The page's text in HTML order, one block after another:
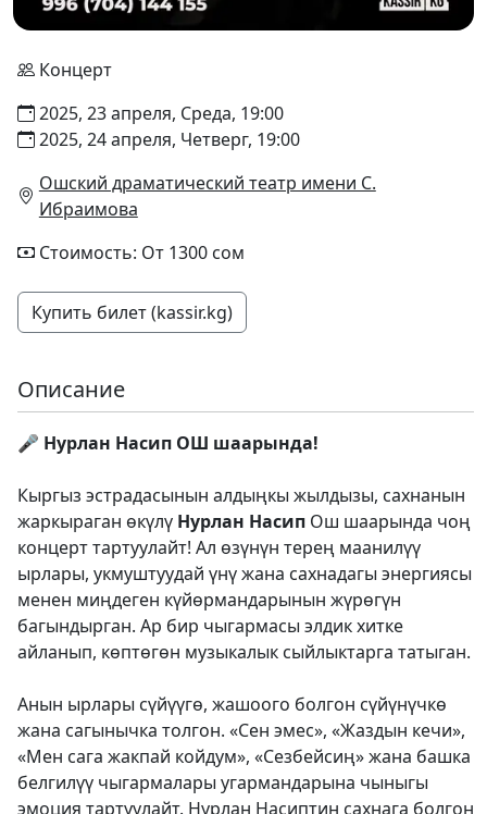
Концерт
2025, 23 апреля, Среда, 19:00
2025, 24 апреля, Четверг, 19:00
Ошский драматический театр имени С.
Ибраимова
Стоимость: От 1300 сом
Купить билет (kassir.kg)
Описание
🎤 Нурлан Насип ОШ шаарында!
Кыргыз эстрадасынын алдыңкы жылдызы, сахнанын
жаркыраган өкүлү Нурлан Насип Ош шаарында чоң
концерт тартуулайт! Ал өзүнүн терең маанилүү
ырлары, укмуштуудай үнү жана сахнадагы энергиясы
менен миңдеген күйөрмандарынын жүрөгүн
багындырган. Ар бир чыгармасы элдик хитке
айланып, көптөгөн музыкалык сыйлыктарга татыган.
Анын ырлары сүйүүгө, жашоого болгон сүйүнүчкө
жана сагынычка толгон. «Сен эмес», «Жаздын кечи»,
«Мен сага жакпай койдум», «Сезбейсиң» жана башка
белгилүү чыгармалары угармандарына чыныгы
эмоция тартуулайт. Нурлан Насиптин сахнага болгон